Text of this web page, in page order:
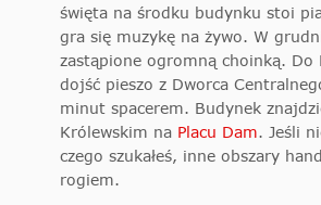
święta na środku budynku stoi
gra się muzykę na żywo. W
zastąpione ogromną choinką. Do
dojść pieszo z Dworca
minut spacerem. Budynek
Królewskim na Placu Dam. Jeśli
czego szukałeś, inne obszary
rogiem.